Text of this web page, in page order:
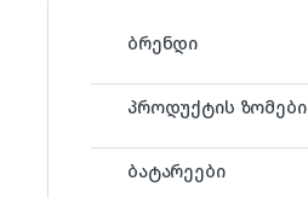
ბრენდი
პროდუქტის ზომები
ბატარეები